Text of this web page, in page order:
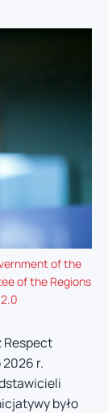
of the
of the Regions
Respect
2026 r.
było